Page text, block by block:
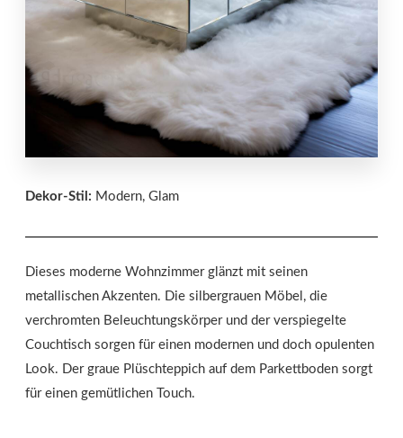
Dekor-Stil: Modern, Glam
Dieses moderne Wohnzimmer glänzt mit seinen
metallischen Akzenten. Die silbergrauen Möbel, die
verchromten Beleuchtungskörper und der verspiegelte
Couchtisch sorgen für einen modernen und doch opulenten
Look. Der graue Plüschteppich auf dem Parkettboden sorgt
für einen gemütlichen Touch.